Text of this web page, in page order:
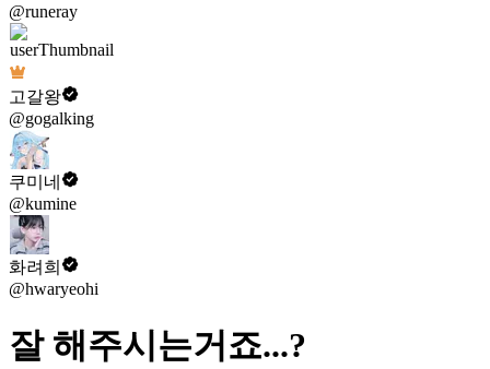
@runeray
고갈왕
@gogalking
쿠미네
@kumine
화려희
@hwaryeohi
잘 해주시는거죠...?